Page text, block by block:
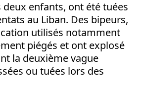
deux enfants, ont été tuées
au Liban. Des bipeurs,
utilisés notamment
piégés et ont explosé
la deuxième vague
ou tuées lors des